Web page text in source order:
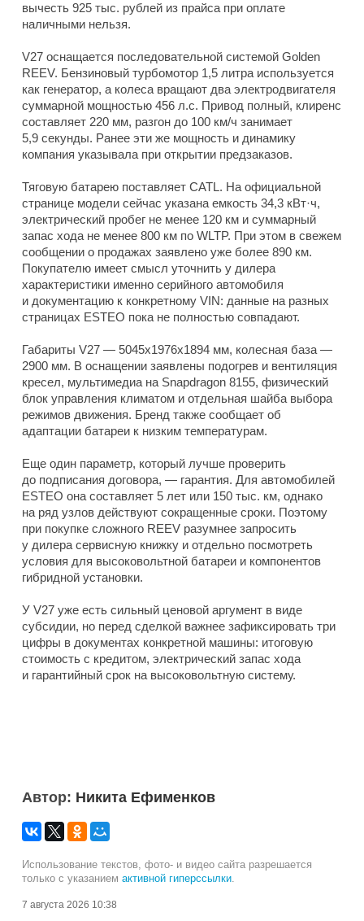
вычесть 925 тыс. рублей из прайса при оплате
наличными нельзя.
V27 оснащается последовательной системой Golden
REEV. Бензиновый турбомотор 1,5 литра используется
как генератор, а колеса вращают два электродвигателя
суммарной мощностью 456 л.с. Привод полный, клиренс
составляет 220 мм, разгон до 100 км/ч занимает
5,9 секунды. Ранее эти же мощность и динамику
компания указывала при открытии предзаказов.
Тяговую батарею поставляет CATL. На официальной
странице модели сейчас указана емкость 34,3 кВт·ч,
электрический пробег не менее 120 км и суммарный
запас хода не менее 800 км по WLTP. При этом в свежем
сообщении о продажах заявлено уже более 890 км.
Покупателю имеет смысл уточнить у дилера
характеристики именно серийного автомобиля
и документацию к конкретному VIN: данные на разных
страницах ESTEO пока не полностью совпадают.
Габариты V27 — 5045x1976x1894 мм, колесная база —
2900 мм. В оснащении заявлены подогрев и вентиляция
кресел, мультимедиа на Snapdragon 8155, физический
блок управления климатом и отдельная шайба выбора
режимов движения. Бренд также сообщает об
адаптации батареи к низким температурам.
Еще один параметр, который лучше проверить
до подписания договора, — гарантия. Для автомобилей
ESTEO она составляет 5 лет или 150 тыс. км, однако
на ряд узлов действуют сокращенные сроки. Поэтому
при покупке сложного REEV разумнее запросить
у дилера сервисную книжку и отдельно посмотреть
условия для высоковольтной батареи и компонентов
гибридной установки.
У V27 уже есть сильный ценовой аргумент в виде
субсидии, но перед сделкой важнее зафиксировать три
цифры в документах конкретной машины: итоговую
стоимость с кредитом, электрический запас хода
и гарантийный срок на высоковольтную систему.
Автор: Никита Ефименков
Использование текстов, фото- и видео сайта разрешается
только с указанием активной гиперссылки.
7 августа 2026 10:38